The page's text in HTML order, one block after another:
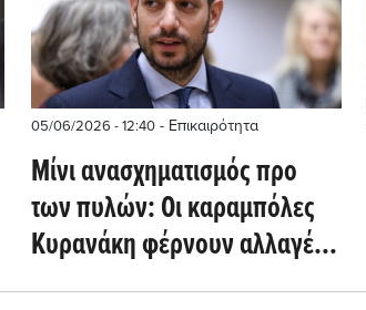
05/06/2026 - 12:40 - Επικαιρότητα
Μίνι ανασχηματισμός προ
των πυλών: Οι καραμπόλες
Κυρανάκη φέρνουν αλλαγές
στην κυβέρνηση